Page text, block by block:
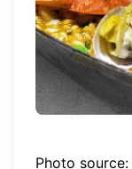
Photo source: